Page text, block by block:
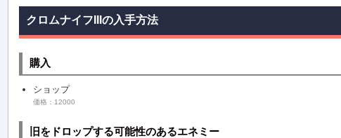
クロムナイフIIIの入手方法
購入
ショップ
価格：12000
旧をドロップする可能性のあるエネミー